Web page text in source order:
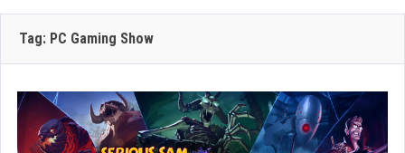
Tag: PC Gaming Show